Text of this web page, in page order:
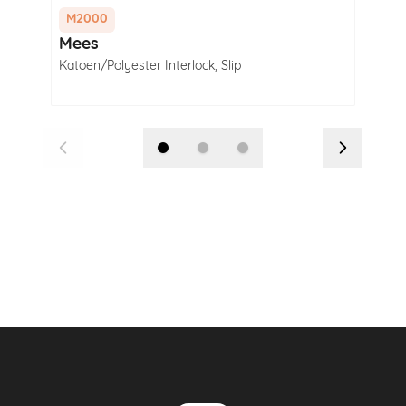
M2000
Mees
Katoen/Polyester Interlock, Slip